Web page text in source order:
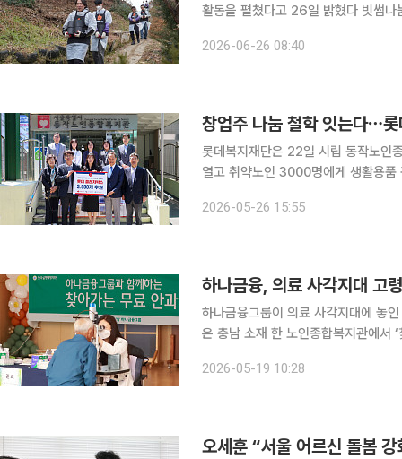
활동을 펼쳤다고 26일 밝혔다 빗썸나
상반기에는 이러한 철학에 따라 아동,
2026-06-26 08:40
롯데복지재단은 22일 시립 동작노인
열고 취약노인 3000명에게 생활용품 꾸러미를
층의 생활 안정을 지원하고자 마련된
2026-05-26 15:55
하나금융, 의료 사각지대 고
하나금융그룹이 의료 사각지대에 놓인
은 충남 소재 한 노인종합복지관에서
해 마련됐다. 하나금융은 연
2026-05-19 10:28
오세훈 “서울 어르신 돌봄